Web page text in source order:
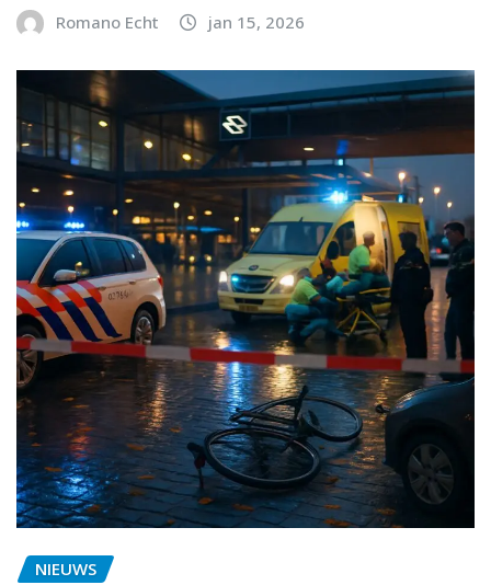
Romano Echt jan 15, 2026
NIEUWS